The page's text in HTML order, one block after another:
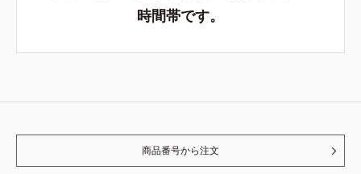
時間帯です。
商品番号から注文